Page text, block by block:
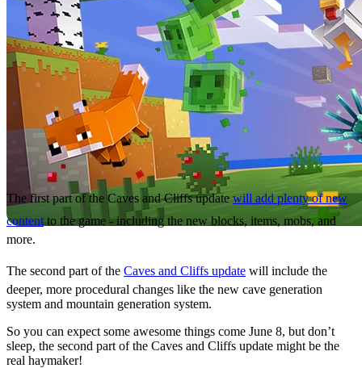
The first part of the Caves and Cliffs update will add plenty of new
contentto the game - including the new blocks, items, mobs, and
more.
The second part of the Caves and Cliffs update will include the
deeper, more procedural changes like the new cave generation
system and mountain generation system.
So you can expect some awesome things come June 8, but don’t
sleep, the second part of the Caves and Cliffs update might be the
real haymaker!